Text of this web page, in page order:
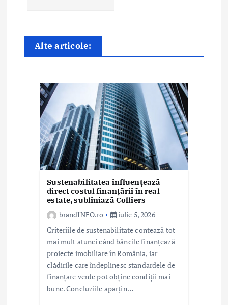
n
Alte articole:
Sustenabilitatea influențează
direct costul finanțării în real
estate, subliniază Colliers
brandINFO.ro
iulie 5, 2026
Criteriile de sustenabilitate contează tot
mai mult atunci când băncile finanțează
proiecte imobiliare în România, iar
clădirile care îndeplinesc standardele de
finanțare verde pot obține condiții mai
bune. Concluziile aparțin…